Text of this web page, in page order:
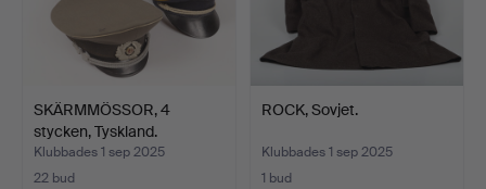
SKÄRMMÖSSOR, 4
stycken, Tyskland.
Klubbades 1 sep 2025
22 bud
ROCK, Sovjet.
Klubbades 1 sep 2025
1 bud